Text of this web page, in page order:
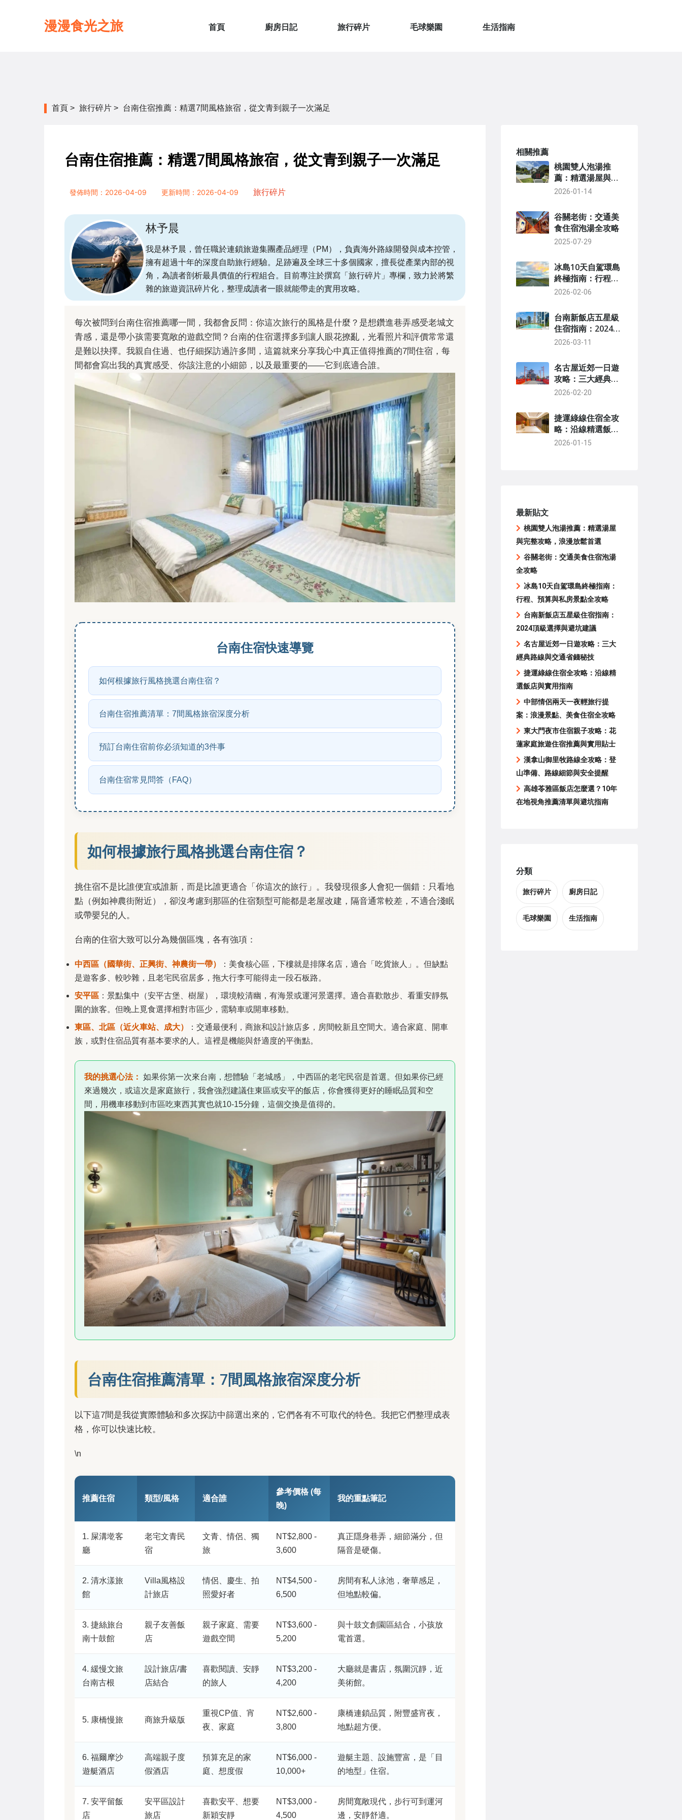
漫漫食光之旅 首頁 廚房日記 旅行碎片 毛球樂園 生活指南
首頁 > 旅行碎片 > 台南住宿推薦：精選7間風格旅宿，從文青到親子一次滿足
台南住宿推薦：精選7間風格旅宿，從文青到親子一次滿足
發佈時間：2026-04-09 更新時間：2026-04-09 旅行碎片
林予晨
我是林予晨，曾任職於連鎖旅遊集團產品經理（PM），負責海外路線開發與成本控管，
擁有超過十年的深度自助旅行經驗。足跡遍及全球三十多個國家，擅長從產業內部的視
角，為讀者剖析最具價值的行程組合。目前專注於撰寫「旅行碎片」專欄，致力於將繁
雜的旅遊資訊碎片化，整理成讀者一眼就能帶走的實用攻略。
每次被問到台南住宿推薦哪一間，我都會反問：你這次旅行的風格是什麼？是想鑽進巷弄感受老城文
青感，還是帶小孩需要寬敞的遊戲空間？台南的住宿選擇多到讓人眼花撩亂，光看照片和評價常常還
是難以抉擇。我親自住過、也仔細探訪過許多間，這篇就來分享我心中真正值得推薦的7間住宿，每
間都會寫出我的真實感受、你該注意的小細節，以及最重要的——它到底適合誰。
台南住宿快速導覽
如何根據旅行風格挑選台南住宿？
台南住宿推薦清單：7間風格旅宿深度分析
預訂台南住宿前你必須知道的3件事
台南住宿常見問答（FAQ）
如何根據旅行風格挑選台南住宿？
挑住宿不是比誰便宜或誰新，而是比誰更適合「你這次的旅行」。我發現很多人會犯一個錯：只看地
點（例如神農街附近），卻沒考慮到那區的住宿類型可能都是老屋改建，隔音通常較差，不適合淺眠
或帶嬰兒的人。
台南的住宿大致可以分為幾個區塊，各有強項：
中西區（國華街、正興街、神農街一帶）
：美食核心區，下樓就是排隊名店，適合「吃貨旅人」。但缺點
是遊客多、較吵雜，且老宅民宿居多，拖大行李可能得走一段石板路。
安平區 ：景點集中（安平古堡、樹屋），環境較清幽，有海景或運河景選擇。適合喜歡散步、看重安靜氛
圍的旅客。但晚上覓食選擇相對市區少，需騎車或開車移動。
東區、北區（近火車站、成大）
：交通最便利，商旅和設計旅店多，房間較新且空間大。適合家庭、開車
族，或對住宿品質有基本要求的人。這裡是機能與舒適度的平衡點。
我的挑選心法： 如果你第一次來台南，想體驗「老城感」，中西區的老宅民宿是首選。但如果你已經
來過幾次，或這次是家庭旅行，我會強烈建議住東區或安平的飯店，你會獲得更好的睡眠品質和空
間，用機車移動到市區吃東西其實也就10-15分鐘，這個交換是值得的。
台南住宿推薦清單：7間風格旅宿深度分析
以下這7間是我從實際體驗和多次探訪中篩選出來的，它們各有不可取代的特色。我把它們整理成表
格，你可以快速比較。
\n
推薦住宿 類型/風格 適合誰
參考價格 (每
晚)
我的重點筆記
1. 屎溝墘客
廳
老宅文青民
宿
文青、情侶、獨
旅
NT$2,800 -
3,600
真正隱身巷弄，細節滿分，但
隔音是硬傷。
2. 清水漾旅
館
Villa風格設
計旅店
情侶、慶生、拍
照愛好者
NT$4,500 -
6,500
房間有私人泳池，奢華感足，
但地點較偏。
3. 捷絲旅台
南十鼓館
親子友善飯
店
親子家庭、需要
遊戲空間
NT$3,600 -
5,200
與十鼓文創園區結合，小孩放
電首選。
4. 緩慢文旅
台南古根
設計旅店/書
店結合
喜歡閱讀、安靜
的旅人
NT$3,200 -
4,200
大廳就是書店，氛圍沉靜，近
美術館。
5. 康橋慢旅 商旅升級版
重視CP值、宵
夜、家庭
NT$2,600 -
3,800
康橋連鎖品質，附豐盛宵夜，
地點超方便。
6. 福爾摩沙
遊艇酒店
高端親子度
假酒店
預算充足的家
庭、想度假
NT$6,000 -
10,000+
遊艇主題、設施豐富，是「目
的地型」住宿。
7. 安平留飯
店
安平區設計
旅店
喜歡安平、想要
新穎安靜
NT$3,000 -
4,500
房間寬敞現代，步行可到運河
邊，安靜舒適。
相關推薦
桃園雙人泡湯推
薦：精選湯屋與完
整攻略，浪漫放鬆
2026-01-14
谷關老街：交通美
食住宿泡湯全攻略
2025-07-29
冰島10天自駕環島
終極指南：行程、
預算與私房景點全
2026-02-06
台南新飯店五星級
住宿指南：2024頂
級選擇與避坑建議
2026-03-11
名古屋近郊一日遊
攻略：三大經典路
線與交通省錢秘技
2026-02-20
捷運綠線住宿全攻
略：沿線精選飯店
與實用指南
2026-01-15
最新貼文
桃園雙人泡湯推薦：精選湯屋
與完整攻略，浪漫放鬆首選
谷關老街：交通美食住宿泡湯
全攻略
冰島10天自駕環島終極指南：
行程、預算與私房景點全攻略
台南新飯店五星級住宿指南：
2024頂級選擇與避坑建議
名古屋近郊一日遊攻略：三大
經典路線與交通省錢秘技
捷運綠線住宿全攻略：沿線精
選飯店與實用指南
中部情侶兩天一夜輕旅行提
案：浪漫景點、美食住宿全攻略
東大門夜市住宿親子攻略：花
蓮家庭旅遊住宿推薦與實用貼士
漢拿山御里牧路線全攻略：登
山準備、路線細節與安全提醒
高雄苓雅區飯店怎麼選？10年
在地視角推薦清單與避坑指南
分類
旅行碎片 廚房日記
毛球樂園 生活指南